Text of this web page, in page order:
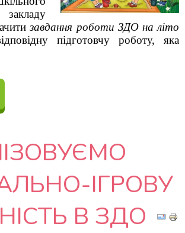
завдання роботи ЗДО на літо
підготовчу роботу, яка
ІГРОВУ
В ЗДО